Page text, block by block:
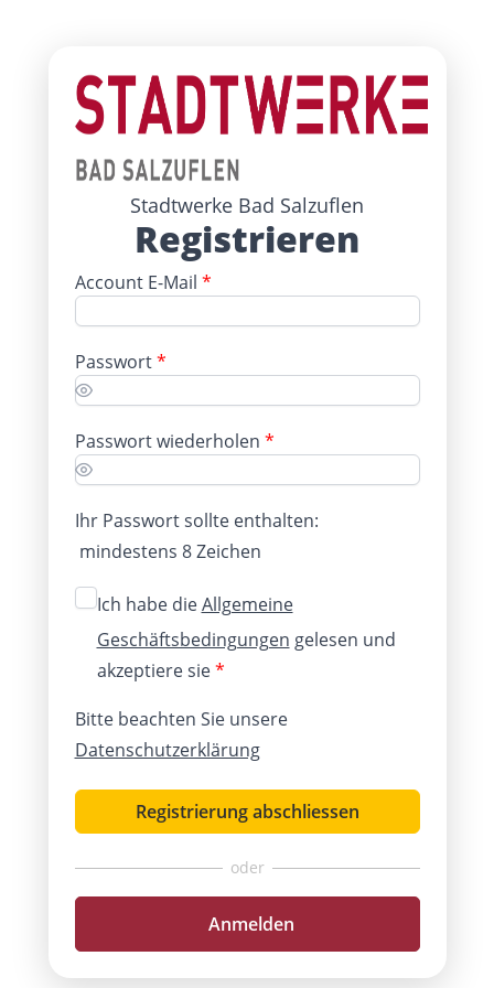
Stadtwerke Bad Salzuflen
Registrieren
Account E-Mail *
Passwort*
Passwort wiederholen *
Ihr Passwort sollte enthalten:
mindestens 8 Zeichen
Ich habe dieAllgemeine
Geschäftsbedingungen gelesen und
akzeptiere sie*
Bitte beachten Sie unsere
Datenschutzerklärung
Registrierung abschliessen
Anmelden